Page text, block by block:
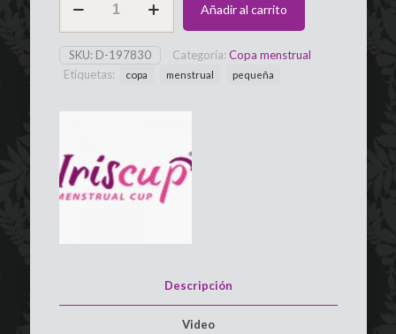
mestrual
cantidad
Añadir al carrito
SKU: D-197830 Categoría: Copa menstrual
Etiquetas:
copa menstrual pequeña
Descripción
Video